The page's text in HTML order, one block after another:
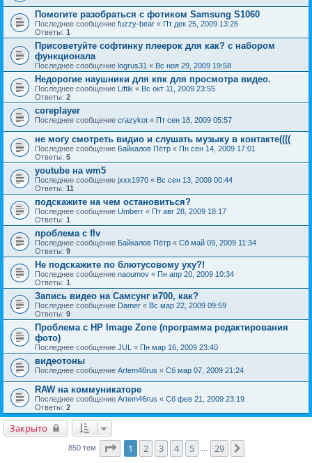
Помогите разобраться с фотиком Samsung S1060
Последнее сообщение fuzzy-bear « Пт дек 25, 2009 13:26
Ответы: 1
Присоветуйте софтинку плеерок для как? с набором
функционала
Последнее сообщение logrus31 « Вс ноя 29, 2009 19:58
Недорогие наушники для кпк для просмотра видео.
Последнее сообщение Liftik « Вс окт 11, 2009 23:55
Ответы: 2
coreplayer
Последнее сообщение crazykot « Пт сен 18, 2009 05:57
не могу смотреть видио и слушать музыку в контакте((((
Последнее сообщение Байкалов Пётр « Пн сен 14, 2009 17:01
Ответы: 5
youtube на wm5
Последнее сообщение jxxx1970 « Вс сен 13, 2009 00:44
Ответы: 11
подскажите на чем остановиться?
Последнее сообщение Umberr « Пт авг 28, 2009 18:17
Ответы: 1
проблема с flv
Последнее сообщение Байкалов Пётр « Сб май 09, 2009 11:34
Ответы: 9
Не подскажите по блютусовому уху?!
Последнее сообщение naoumov « Пн апр 20, 2009 10:34
Ответы: 1
Запись видео на Самсунг и700, как?
Последнее сообщение Damer « Вс мар 22, 2009 09:59
Ответы: 9
Проблема с HP Image Zone (программа редактирования
фото)
Последнее сообщение JUL « Пн мар 16, 2009 23:40
видеотоны
Последнее сообщение Artem46rus « Сб мар 07, 2009 21:24
RAW на коммуникаторе
Последнее сообщение Artem46rus « Сб фев 21, 2009 23:19
Ответы: 2
Закрыто
850 тем Страница1 из
1 2 3 4 5 29